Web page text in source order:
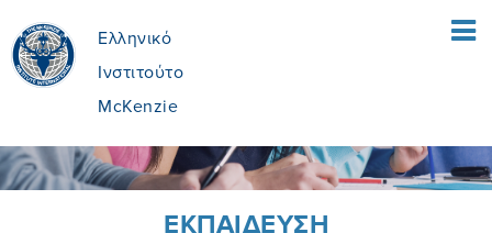
Ελληνικό
Ινστιτούτο
McKenzie
ΑΡΧΙΚΗ ΣΕΛΙΔΑ
ΕΚΠΑIΔΕΥΣΗ